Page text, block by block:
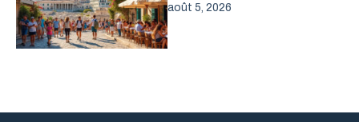
août 5, 2026